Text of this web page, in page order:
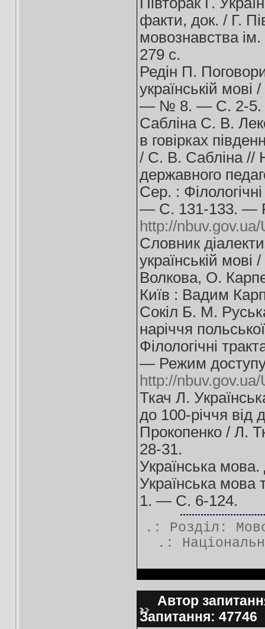
факти, док. / Г.
мовознавства
279 с.
Редін П.
українській
— № 8. — С. 2-5.
Сабліна С. В.
в говірках
/ С. В. Сабліна //
державного
Сер. :
— С. 131-133. —
http://
Словник
українській
Волкова, О.
Київ : Вадим
Сокіл Б. М.
наріччя
Філологічні
— Режим
http://
Ткач Л.
до 100-річчя
Прокопенко / Л.
28-31.
Українська мова.
Українська
1. — С. 6-124.
.: Розділ:
.:
Автор
Запитання: 47746